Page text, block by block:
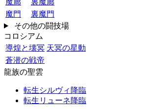
魔廊
裏魔廊
魔門
裏魔門
その他の闘技場
コロシアム
導煌と壊冥 天冥の星動
蒼潜の戦帝
龍族の聖雲
転生シルヴィ降臨
転生リューネ降臨